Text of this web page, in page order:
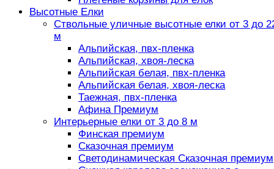
Высотные Елки
Ствольные уличные высотные елки от 3 до
м
Альпийская, пвх-пленка
Альпийская, хвоя-леска
Альпийская белая, пвх-пленка
Альпийская белая, хвоя-леска
Таежная, пвх-пленка
Афина Премиум
Интерьерные елки от 3 до 8 м
Финская премиум
Сказочная премиум
Светодинамическая Сказочная премиум